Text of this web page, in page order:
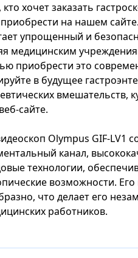
кто хочет заказать
на нашем
упрощенный и
медицинским
приобрести это
в будущее
вмешательств,
сайте.
Olympus GIF-LV1
канал,
технологии,
возможности.
что делает его
работников.